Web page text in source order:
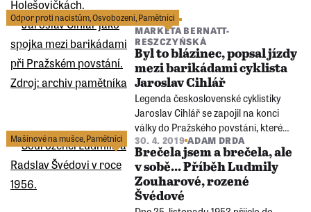
Zenklova). Zanedlouho uslyšel z
nedaleké zatáčky tlumenou ránu.
Odpor proti nacistům,Osvobození,Pamětníci
4. 5. 2019
MARKÉTA BERNATT-
RESZCZYŃSKÁ
Byl to blázinec, popsal jízdy
mezi barikádami cyklista
Jaroslav Cihlář
Legenda československé cyklistiky
Jaroslav Cihlář se zapojil na konci
války do Pražského povstání, které
vypuklo v sobotu 5. května.
Mašínové na mušce,Pamětníci 30. 4. 2019 ADAM DRDA
Brečela jsem a brečela, ale
v sobě... Příběh Ludmily
Zouharové, rozené
Švédové